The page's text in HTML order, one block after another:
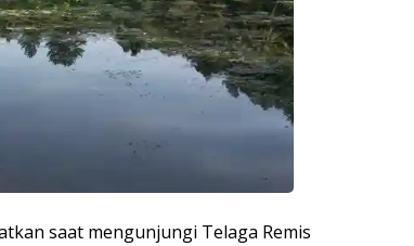
saat mengunjungi Telaga Remis